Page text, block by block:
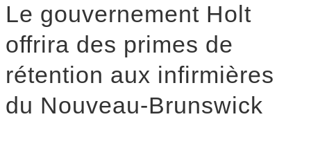
Le gouvernement Holt
offrira des primes de
rétention aux infirmières
du Nouveau-Brunswick